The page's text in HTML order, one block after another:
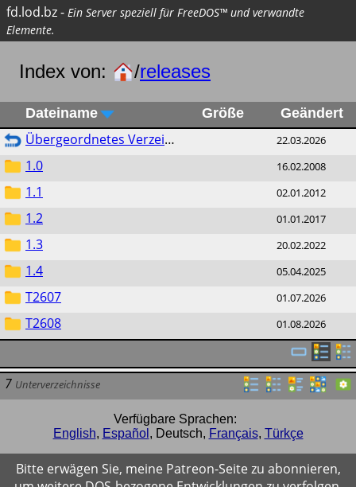
fd.lod.bz- Ein Server speziell für FreeDOS™ und verwandte
Elemente.
Index von: /releases
Dateiname Größe Geändert
Übergeordnetes Verzeichnis 22.03.2026
1.0 16.02.2008
1.1 02.01.2012
1.2 01.01.2017
1.3 20.02.2022
1.4 05.04.2025
T2607 01.07.2026
T2608 01.08.2026
7 Unterverzeichnisse
Verfügbare Sprachen:
English, Español , Deutsch, Français, Türkçe
Bitte erwägen Sie, meine Patreon-Seite zu abonnieren,